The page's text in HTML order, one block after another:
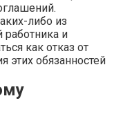
либо из
работника и
как отказ от
этих обязанностей